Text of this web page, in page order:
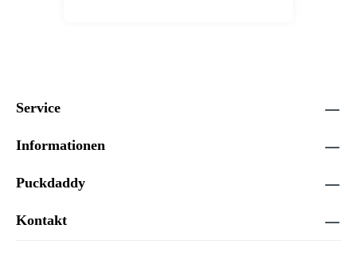
Service
Informationen
Puckdaddy
Kontakt